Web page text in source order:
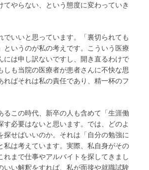
てやらない、という態度に変わっていき
いいと思っています。「裏切られても
いうのが私の考えです。こういう医療
には申し訳ないですし、開き直るわけで
しも当院の医療者が患者さんに不快な思
ればそれは私の責任であり、精一杯のフ
この時代、新卒の人も含めて「生涯働
す必要はないと思います。では、どのよ
探せばいいのか。それは「自分の勉強に
私は考えています。実際、私自身がその
れまで仕事やアルバイトを探してきまし
いい解釈をすれば、私が面接や就職試験